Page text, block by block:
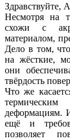
Здравствуйте,
Несмотря на
схожи с
материалом,
Дело в том,
на жёсткие,
они
твёрдость
Что же
деформациям.
ещё и
позволяет